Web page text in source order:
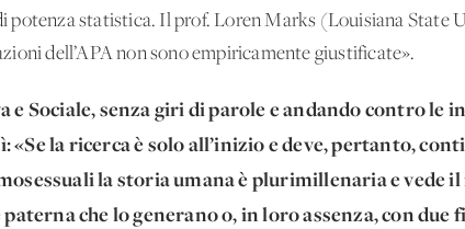
potenza statistica. Il prof. Loren Marks (Louisiana State
dell’APA non sono empiricamente giustificate».
e Sociale, senza giri di parole e andando contro le
«Se la ricerca è solo all’inizio e deve, pertanto,
la storia umana è plurimillenaria e vede
che lo generano o, in loro assenza, con